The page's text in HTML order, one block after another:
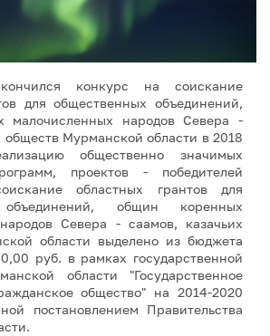
конкурс на соискание
для общественных объединений,
малочисленных народов Севера -
обществ Мурманской области в 2018
общественно значимых
проектов - победителей
областных грантов для
объединений, общин коренных
Севера - саамов, казачьих
области выделено из бюджета
руб. в рамках государственной
области "Государственное
общество" на 2014-2020
постановлением Правительства